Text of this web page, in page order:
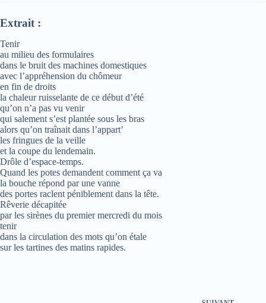
Extrait :
Tenir
au milieu des formulaires
dans le bruit des machines domestiques
avec l’appréhension du chômeur
en fin de droits
la chaleur ruisselante de ce début d’été
qu’on n’a pas vu venir
qui salement s’est plantée sous les bras
alors qu’on traînait dans l’appart’
les fringues de la veille
et la coupe du lendemain.
Drôle d’espace-temps.
Quand les potes demandent comment ça va
la bouche répond par une vanne
des portes raclent péniblement dans la tête.
Rêverie décapitée
par les sirènes du premier mercredi du mois
tenir
dans la circulation des mots qu’on étale
sur les tartines des matins rapides.